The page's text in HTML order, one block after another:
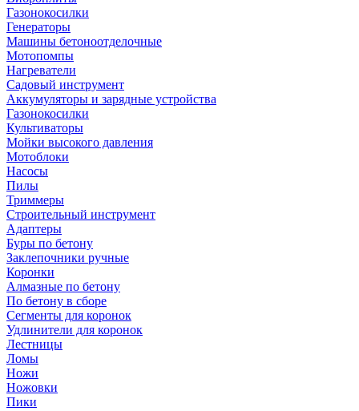
Газонокосилки
Генераторы
Машины бетоноотделочные
Мотопомпы
Нагреватели
Садовый инструмент
Аккумуляторы и зарядные устройства
Газонокосилки
Культиваторы
Мойки высокого давления
Мотоблоки
Насосы
Пилы
Триммеры
Строительный инструмент
Адаптеры
Буры по бетону
Заклепочники ручные
Коронки
Алмазные по бетону
По бетону в сборе
Сегменты для коронок
Удлинители для коронок
Лестницы
Ломы
Ножи
Ножовки
Пики